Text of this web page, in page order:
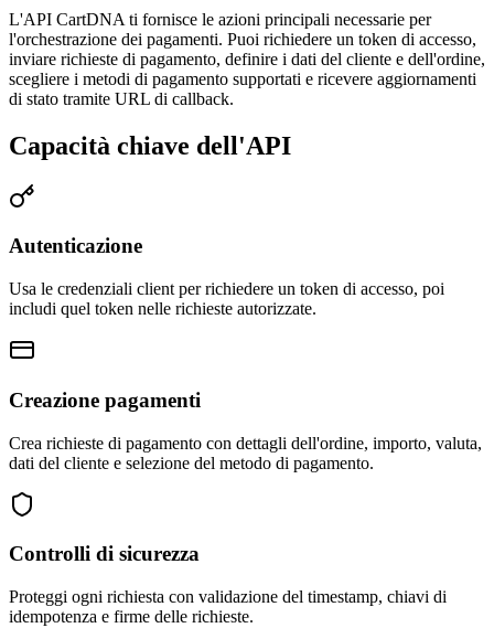
L'API CartDNA ti fornisce le azioni principali necessarie per
l'orchestrazione dei pagamenti. Puoi richiedere un token di accesso,
inviare richieste di pagamento, definire i dati del cliente e dell'ordine,
scegliere i metodi di pagamento supportati e ricevere aggiornamenti
di stato tramite URL di callback.
Capacità chiave dell'API
Autenticazione
Usa le credenziali client per richiedere un token di accesso, poi
includi quel token nelle richieste autorizzate.
Creazione pagamenti
Crea richieste di pagamento con dettagli dell'ordine, importo, valuta,
dati del cliente e selezione del metodo di pagamento.
Controlli di sicurezza
Proteggi ogni richiesta con validazione del timestamp, chiavi di
idempotenza e firme delle richieste.